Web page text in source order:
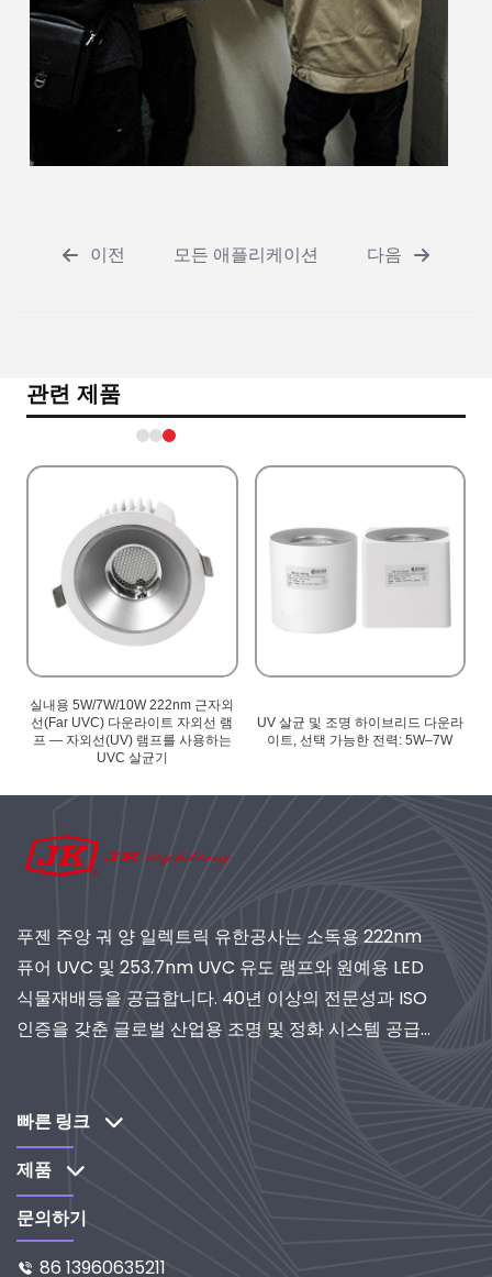
이전 모든 애플리케이션 다음
관련 제품
실내용 5W/7W/10W 222nm 근자외
선(Far UVC) 다운라이트 자외선 램
프 — 자외선(UV) 램프를 사용하는
UVC 살균기
UV 살균 및 조명 하이브리드 다운라
이트, 선택 가능한 전력: 5W–7W
푸젠 주앙 궈 양 일렉트릭 유한공사는 소독용 222nm
퓨어 UVC 및 253.7nm UVC 유도 램프와 원예용 LED
식물재배등을 공급합니다. 40년 이상의 전문성과 ISO
인증을 갖춘 글로벌 산업용 조명 및 정화 시스템 공급
빠른 링크
제품
문의하기
 86 13960635211